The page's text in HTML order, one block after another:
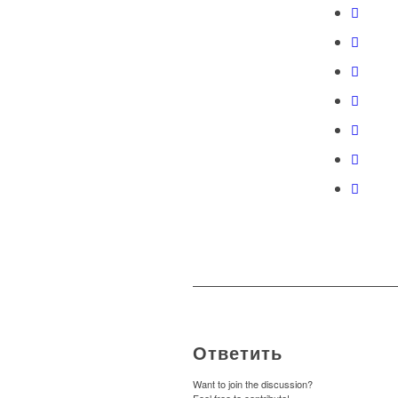
Ответить
Want to join the discussion?